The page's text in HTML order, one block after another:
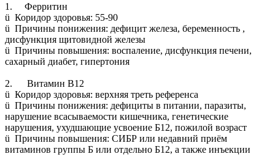
1. Ферритин
ü Коридор здоровья: 55-90
ü ️ Причины понижения: дефицит железа, беременность ,
дисфункция щитовидной железы
ü ️ Причины повышения: воспаление, дисфункция печени,
сахарный диабет, гипертония
2. Витамин B12
ü ️ Коридор здоровья: верхняя треть референса
ü ️ Причины понижения: дефициты в питании, паразиты,
нарушение всасываемости кишечника, генетические
нарушения, ухудшающие усвоение Б12, пожилой возраст
ü ️ Причины повышения: СИБР или недавний приём
витаминов группы Б или отдельно Б12, а также инъекции